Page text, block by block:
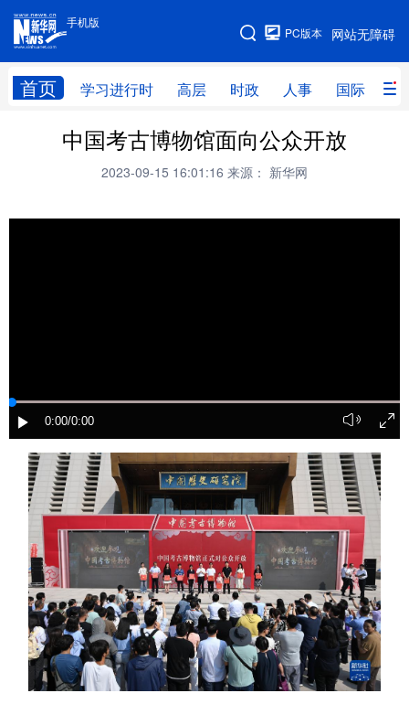
手机版
网站无障碍
PC版本
首页 学习进行时 高层 时政 人事 国际 财
手机版
网站地图
学习进行时 高层 时政 人事
财经 网评
台湾 思客智库 全球连线 教育
食品 人居 信息化 数字经济
学术中国 乡村振兴 银龄 溯源中国
城市 旅游 能源 会展
彩票 娱乐 时尚 悦读
公益 一带一路 亚太网 上市公司
文化产业
地方频道
中国考古博物馆面向公众开放
2023-09-15 16:01:16 来源： 新华网
0:00/0:00